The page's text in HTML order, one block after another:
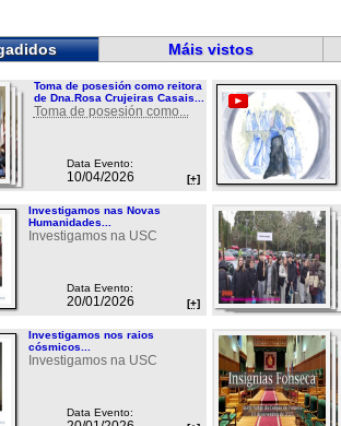
Máis vistos
Toma de posesión como reitora
de Dna.Rosa Crujeiras Casais...
Toma de posesión como...
Data Evento:
10/04/2026 [+]
Investigamos nas Novas
Humanidades...
Investigamos na USC
Data Evento:
20/01/2026 [+]
Investigamos nos raios
cósmicos...
Investigamos na USC
Data Evento: